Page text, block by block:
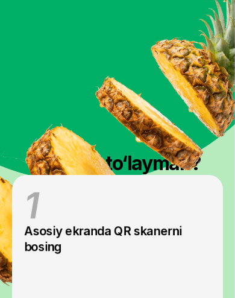
Qanday to‘layman?
1
Asosiy ekranda QR skanerni
bosing